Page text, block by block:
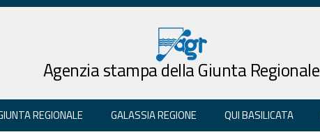
Agenzia stampa della Giunta Regionale
REGIONALE GALASSIA REGIONE QUI BASILICATA